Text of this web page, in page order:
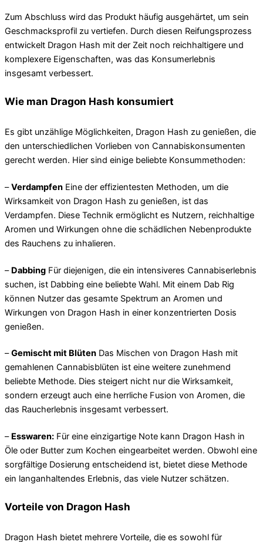
Zum Abschluss wird das Produkt häufig ausgehärtet, um sein
Geschmacksprofil zu vertiefen. Durch diesen Reifungsprozess
entwickelt Dragon Hash mit der Zeit noch reichhaltigere und
komplexere Eigenschaften, was das Konsumerlebnis
insgesamt verbessert.
Wie man Dragon Hash konsumiert
Es gibt unzählige Möglichkeiten, Dragon Hash zu genießen, die
den unterschiedlichen Vorlieben von Cannabiskonsumenten
gerecht werden. Hier sind einige beliebte Konsummethoden:
–Verdampfen Eine der effizientesten Methoden, um die
Wirksamkeit von Dragon Hash zu genießen, ist das
Verdampfen. Diese Technik ermöglicht es Nutzern, reichhaltige
Aromen und Wirkungen ohne die schädlichen Nebenprodukte
des Rauchens zu inhalieren.
– Dabbing Für diejenigen, die ein intensiveres Cannabiserlebnis
suchen, ist Dabbing eine beliebte Wahl. Mit einem Dab Rig
können Nutzer das gesamte Spektrum an Aromen und
Wirkungen von Dragon Hash in einer konzentrierten Dosis
genießen.
–Gemischt mit Blüten Das Mischen von Dragon Hash mit
gemahlenen Cannabisblüten ist eine weitere zunehmend
beliebte Methode. Dies steigert nicht nur die Wirksamkeit,
sondern erzeugt auch eine herrliche Fusion von Aromen, die
das Raucherlebnis insgesamt verbessert.
– Esswaren: Für eine einzigartige Note kann Dragon Hash in
Öle oder Butter zum Kochen eingearbeitet werden. Obwohl eine
sorgfältige Dosierung entscheidend ist, bietet diese Methode
ein langanhaltendes Erlebnis, das viele Nutzer schätzen.
Vorteile von Dragon Hash
Dragon Hash bietet mehrere Vorteile, die es sowohl für